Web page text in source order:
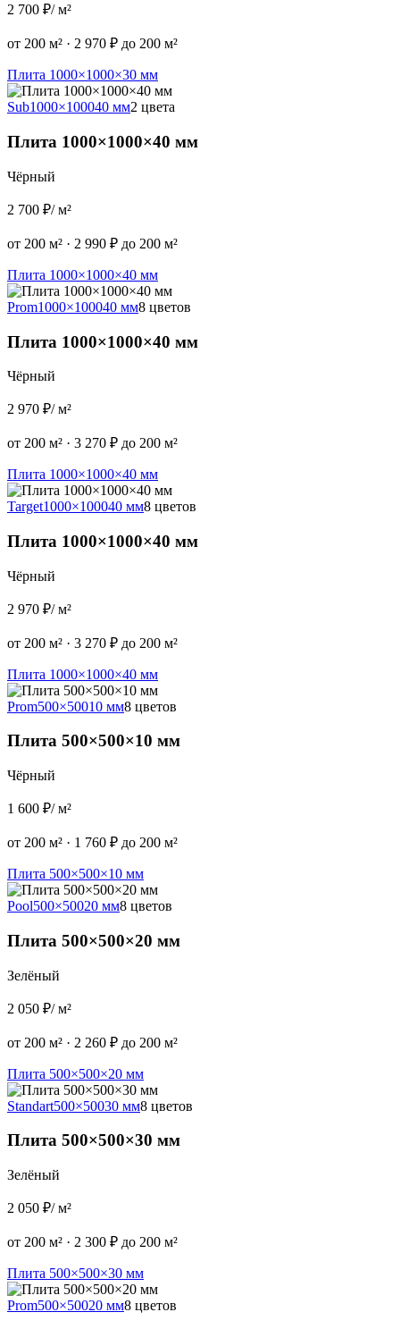
2 700 ₽/ м²
от 200 м² · 2 970 ₽ до 200 м²
Плита 1000×1000×30 мм
Sub1000×100040 мм2 цвета
Плита 1000×1000×40 мм
Чёрный
2 700 ₽/ м²
от 200 м² · 2 990 ₽ до 200 м²
Плита 1000×1000×40 мм
Prom1000×100040 мм8 цветов
Плита 1000×1000×40 мм
Чёрный
2 970 ₽/ м²
от 200 м² · 3 270 ₽ до 200 м²
Плита 1000×1000×40 мм
Target1000×100040 мм8 цветов
Плита 1000×1000×40 мм
Чёрный
2 970 ₽/ м²
от 200 м² · 3 270 ₽ до 200 м²
Плита 1000×1000×40 мм
Prom500×50010 мм8 цветов
Плита 500×500×10 мм
Чёрный
1 600 ₽/ м²
от 200 м² · 1 760 ₽ до 200 м²
Плита 500×500×10 мм
Pool500×50020 мм8 цветов
Плита 500×500×20 мм
Зелёный
2 050 ₽/ м²
от 200 м² · 2 260 ₽ до 200 м²
Плита 500×500×20 мм
Standart500×50030 мм8 цветов
Плита 500×500×30 мм
Зелёный
2 050 ₽/ м²
от 200 м² · 2 300 ₽ до 200 м²
Плита 500×500×30 мм
Prom500×50020 мм8 цветов